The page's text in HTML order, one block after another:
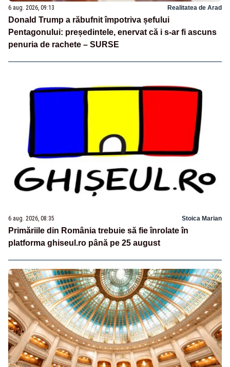
6 aug. 2026, 09:13 Realitatea de Arad
Donald Trump a răbufnit împotriva șefului
Pentagonului: președintele, enervat că i s-ar fi ascuns
penuria de rachete – SURSE
6 aug. 2026, 08:35 Stoica Marian
Primăriile din România trebuie să fie înrolate în
platforma ghiseul.ro până pe 25 august